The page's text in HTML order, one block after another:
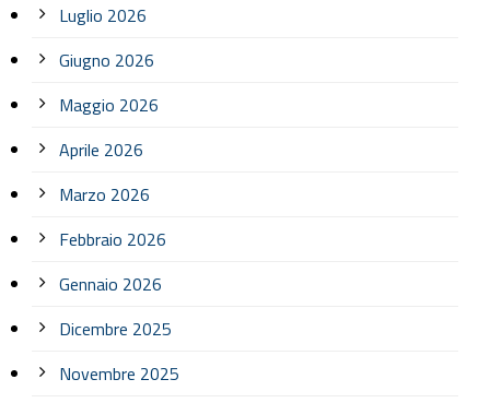
Luglio 2026
Giugno 2026
Maggio 2026
Aprile 2026
Marzo 2026
Febbraio 2026
Gennaio 2026
Dicembre 2025
Novembre 2025